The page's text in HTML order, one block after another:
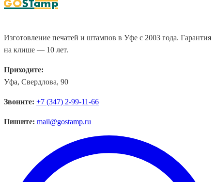
Изготовление печатей и штампов в Уфе с 2003 года. Гарантия
на клише — 10 лет.
Приходите:
Уфа, Свердлова, 90
Звоните: +7 (347) 2-99-11-66
Пишите: mail@gostamp.ru